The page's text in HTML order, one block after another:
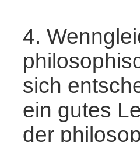
4.
sich
ein gutes
der